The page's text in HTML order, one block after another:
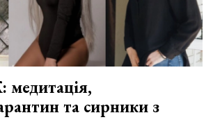
медитація,
та сирники з